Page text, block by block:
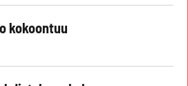
kokoontuu